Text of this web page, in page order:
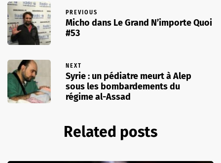
PREVIOUS
Micho dans Le Grand N’importe Quoi
#53
NEXT
Syrie : un pédiatre meurt à Alep
sous les bombardements du
régime al-Assad
Related posts